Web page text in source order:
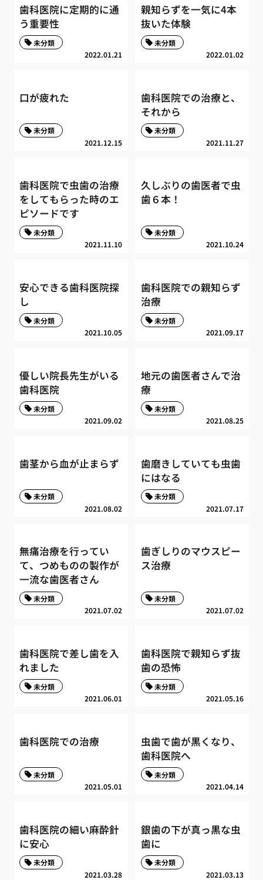
歯科医院に定期的に通
う重要性
2022.01.21
未分類
親知らずを一気に4本
抜いた体験
2022.01.02
未分類
口が疲れた
2021.12.15
未分類
歯科医院での治療と、
それから
2021.11.27
未分類
歯科医院で虫歯の治療
をしてもらった時のエ
ピソードです
2021.11.10
未分類
久しぶりの歯医者で虫
歯６本！
2021.10.24
未分類
安心できる歯科医院探
し
2021.10.05
未分類
歯科医院での親知らず
治療
2021.09.17
未分類
優しい院長先生がいる
歯科医院
2021.09.02
未分類
地元の歯医者さんで治
療
2021.08.25
未分類
歯茎から血が止まらず
2021.08.02
未分類
歯磨きしていても虫歯
にはなる
2021.07.17
未分類
無痛治療を行ってい
て、つめものの製作が
一流な歯医者さん
2021.07.02
未分類
歯ぎしりのマウスピー
ス治療
2021.07.02
未分類
歯科医院で差し歯を入
れました
2021.06.01
未分類
歯科医院で親知らず抜
歯の恐怖
2021.05.16
未分類
歯科医院での治療
2021.05.01
未分類
虫歯で歯が黒くなり、
歯科医院へ
2021.04.14
未分類
歯科医院の細い麻酔針
に安心
2021.03.28
未分類
銀歯の下が真っ黒な虫
歯に
2021.03.13
未分類